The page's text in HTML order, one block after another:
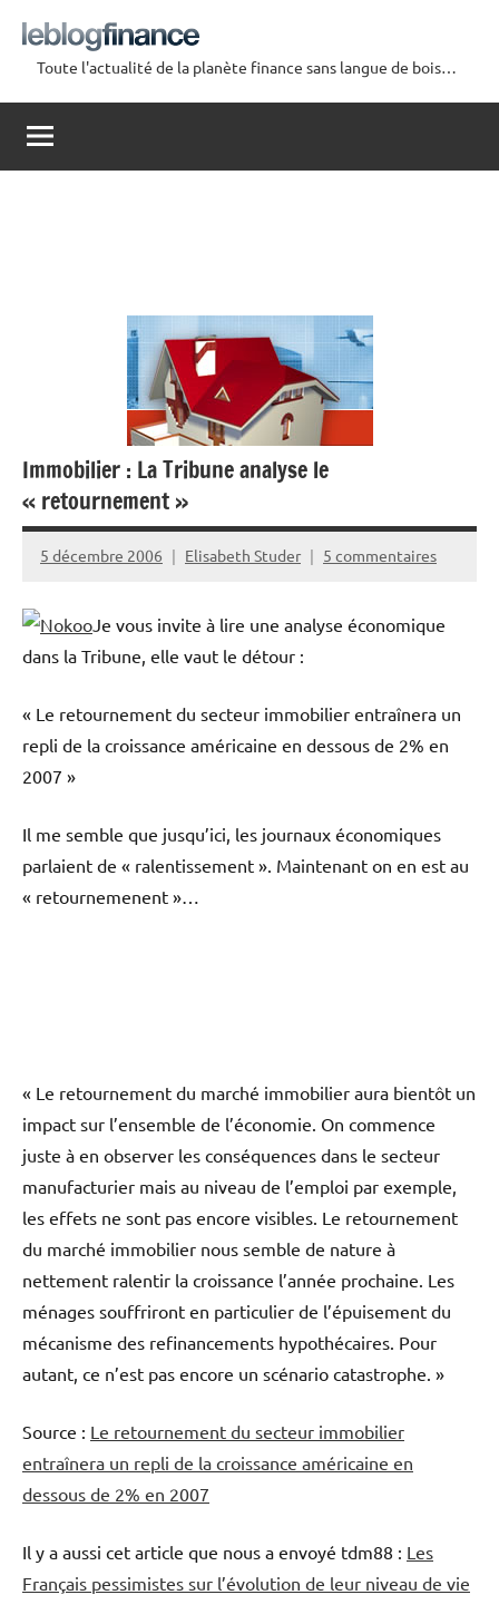
contenu
Le
Blog
Finance
Toute l'actualité de la planète finance sans langue de bois…
Immobilier : La Tribune analyse le
« retournement »
5 décembre 2006 Elisabeth Studer 5 commentaires
Je vous invite à lire une analyse économique
dans la Tribune, elle vaut le détour :
« Le retournement du secteur immobilier entraînera un
repli de la croissance américaine en dessous de 2% en
2007 »
Il me semble que jusqu’ici, les journaux économiques
parlaient de « ralentissement ». Maintenant on en est au
« retournemenent »…
« Le retournement du marché immobilier aura bientôt un
impact sur l’ensemble de l’économie. On commence
juste à en observer les conséquences dans le secteur
manufacturier mais au niveau de l’emploi par exemple,
les effets ne sont pas encore visibles. Le retournement
du marché immobilier nous semble de nature à
nettement ralentir la croissance l’année prochaine. Les
ménages souffriront en particulier de l’épuisement du
mécanisme des refinancements hypothécaires. Pour
autant, ce n’est pas encore un scénario catastrophe. »
Source : Le retournement du secteur immobilier
entraînera un repli de la croissance américaine en
dessous de 2% en 2007
Il y a aussi cet article que nous a envoyé tdm88 : Les
Français pessimistes sur l’évolution de leur niveau de vie